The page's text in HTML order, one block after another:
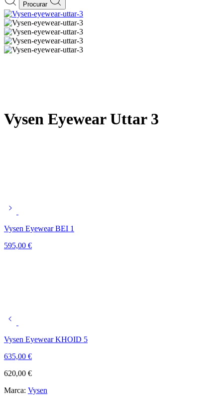
Procurar
Vysen Eyewear Uttar 3
Vysen Eyewear BEI 1
595,00 €
Vysen Eyewear KHOID 5
635,00 €
620,00 €
Marca: Vysen